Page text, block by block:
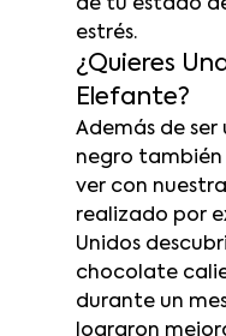
de tu estado
estrés.
¿Quieres
Elefante?
Además de
negro
ver con
realizado por
Unidos
chocolate
durante un
lograron